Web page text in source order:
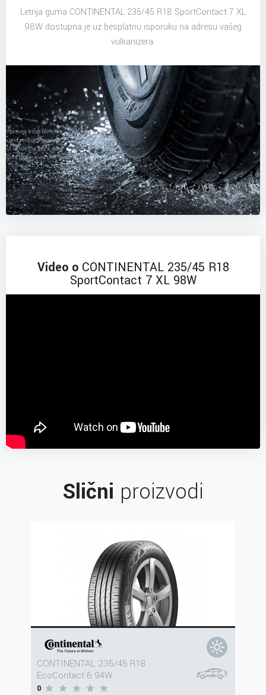
Letnja guma CONTINENTAL 235/45 R18 SportContact 7 XL
98W dostupna je uz besplatnu isporuku na adresu vašeg
vulkanizera.
Video o CONTINENTAL 235/45 R18
SportContact 7 XL 98W
Slični proizvodi
CONTINENTAL 235/45 R18
EcoContact 6 94W
0